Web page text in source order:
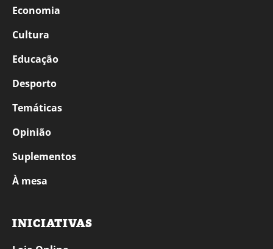
Economia
Cultura
Educação
Desporto
Temáticas
Opinião
Suplementos
À mesa
INICIATIVAS